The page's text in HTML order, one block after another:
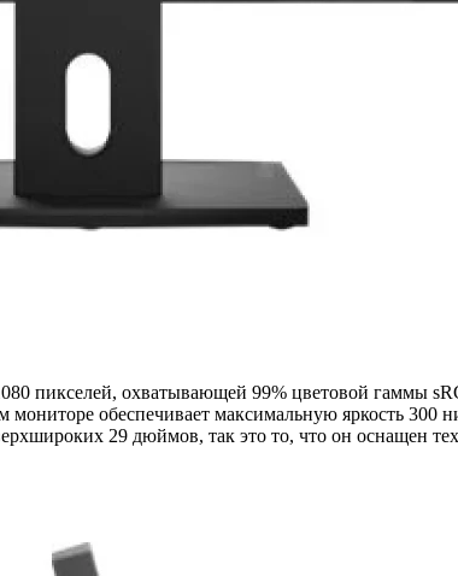
пикселей, охватывающей 99% цветовой гаммы
обеспечивает максимальную яркость 300
29 дюймов, так это то, что он оснащен